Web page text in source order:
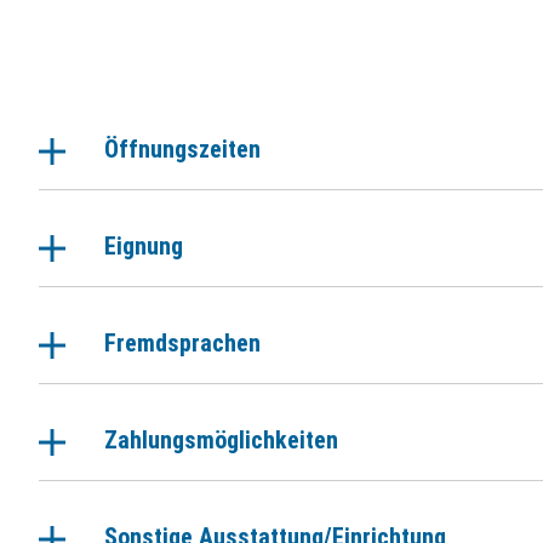
Öffnungszeiten
Eignung
Fremdsprachen
Zahlungsmöglichkeiten